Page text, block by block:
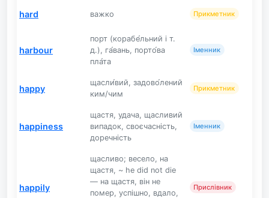
hard важко Прикметник
harbour
порт (корабе́льний і т.
д.), га́вань, порто́ва
пла́та
Іменник
happy
щасли́вий, задово́лений
ким/чим
Прикметник
happiness
щастя, удача, щасливий
випадок, своєчасність,
доречність
Іменник
happily
щасливо; весело, на
щастя, ~ he did not die
— на щастя, він не
помер, успішно, вдало,
Прислівник